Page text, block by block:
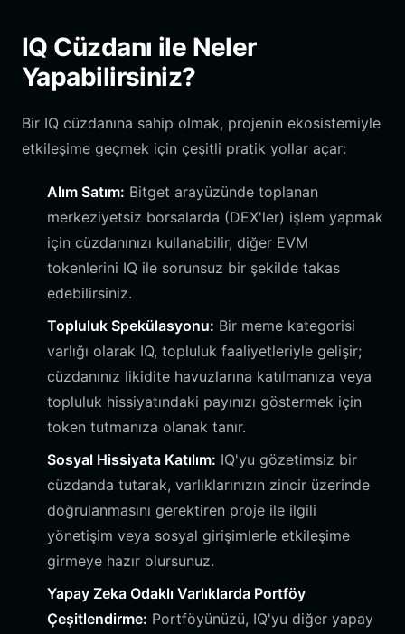
IQ Cüzdanı ile Neler
Yapabilirsiniz?
Bir IQ cüzdanına sahip olmak, projenin ekosistemiyle
etkileşime geçmek için çeşitli pratik yollar açar:
Alım Satım: Bitget arayüzünde toplanan
merkeziyetsiz borsalarda (DEX'ler) işlem yapmak
için cüzdanınızı kullanabilir, diğer EVM
tokenlerini IQ ile sorunsuz bir şekilde takas
edebilirsiniz.
Topluluk Spekülasyonu: Bir meme kategorisi
varlığı olarak IQ, topluluk faaliyetleriyle gelişir;
cüzdanınız likidite havuzlarına katılmanıza veya
topluluk hissiyatındaki payınızı göstermek için
token tutmanıza olanak tanır.
Sosyal Hissiyata Katılım: IQ'yu gözetimsiz bir
cüzdanda tutarak, varlıklarınızın zincir üzerinde
doğrulanmasını gerektiren proje ile ilgili
yönetişim veya sosyal girişimlerle etkileşime
girmeye hazır olursunuz.
Yapay Zeka Odaklı Varlıklarda Portföy
Çeşitlendirme: Portföyünüzü, IQ'yu diğer yapay